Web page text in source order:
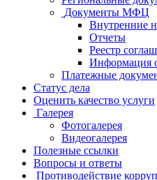
Документы МФЦ
Внутренние
Отчеты
Реестр
Информация
Платежные
Статус дела
Оценить качество услуги
Галерея
Фотогалерея
Видеогалерея
Полезные ссылки
Вопросы и ответы
Противодействие